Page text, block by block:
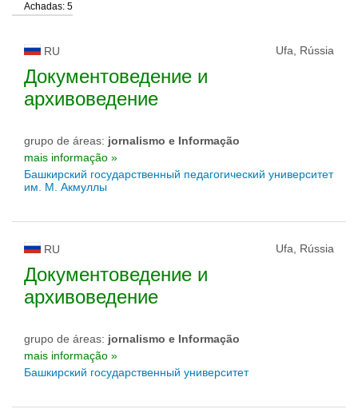
status de universidade
Achadas: 5
RU Ufa, Rússia
Документоведение и
архивоведение
grupo de áreas: jornalismo e Informação
mais informação »
Башкирский государственный педагогический университет
им. М. Акмуллы
RU Ufa, Rússia
Документоведение и
архивоведение
grupo de áreas: jornalismo e Informação
mais informação »
Башкирский государственный университет